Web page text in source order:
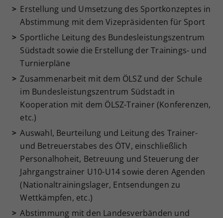
Erstellung und Umsetzung des Sportkonzeptes in
Abstimmung mit dem Vizepräsidenten für Sport
Sportliche Leitung des Bundesleistungszentrum
Südstadt sowie die Erstellung der Trainings- und
Turnierpläne
Zusammenarbeit mit dem ÖLSZ und der Schule
im Bundesleistungszentrum Südstadt in
Kooperation mit dem ÖLSZ-Trainer (Konferenzen,
etc.)
Auswahl, Beurteilung und Leitung des Trainer-
und Betreuerstabes des ÖTV, einschließlich
Personalhoheit, Betreuung und Steuerung der
Jahrgangstrainer U10-U14 sowie deren Agenden
(Nationaltrainingslager, Entsendungen zu
Wettkämpfen, etc.)
Abstimmung mit den Landesverbänden und